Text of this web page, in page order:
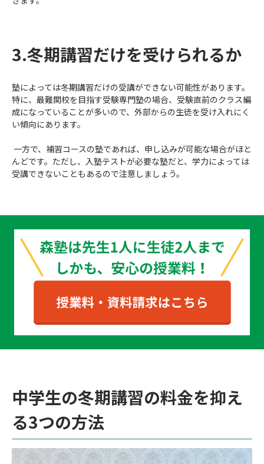
3.冬期講習だけを受けられるか
塾によっては冬期講習だけの受講ができない可能性があります。
特に、最難関校を目指す受験専門塾の場合、受験直前のクラス編
成になっていることが多いので、外部からの生徒を受け入れにく
い傾向にあります。
一方で、補習コースの塾であれば、申し込みが可能な場合がほと
んどです。ただし、入塾テストが必要な塾だと、学力によっては
受講できないこともあるので注意しましょう。
中学生の冬期講習の料金を抑え
る3つの方法